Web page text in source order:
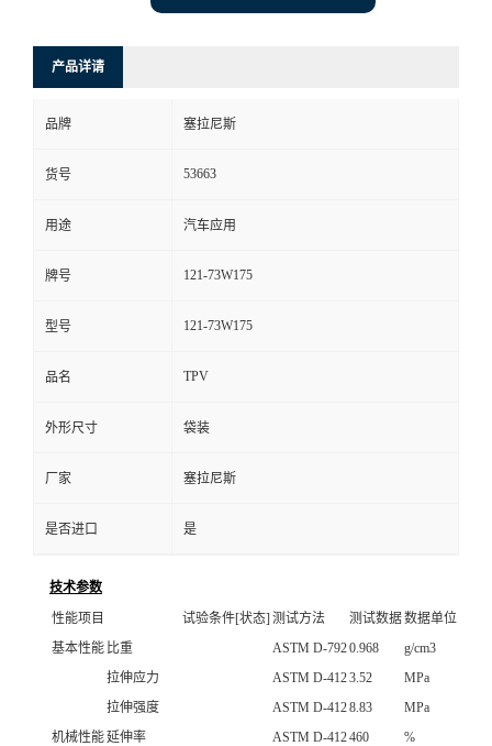
产品详请
品牌 塞拉尼斯
货号 53663
用途 汽车应用
牌号 121-73W175
型号 121-73W175
品名 TPV
外形尺寸 袋装
厂家 塞拉尼斯
是否进口 是
技术参数
性能项目
试验条件[状态] 测试方法 测试数据数据单位
基本性能 比重 ASTM D-7920.968 g/cm3
机械性能
拉伸应力 ASTM D-4123.52
MPa
拉伸强度
ASTM D-4128.83
MPa
延伸率
ASTM D-412460
%